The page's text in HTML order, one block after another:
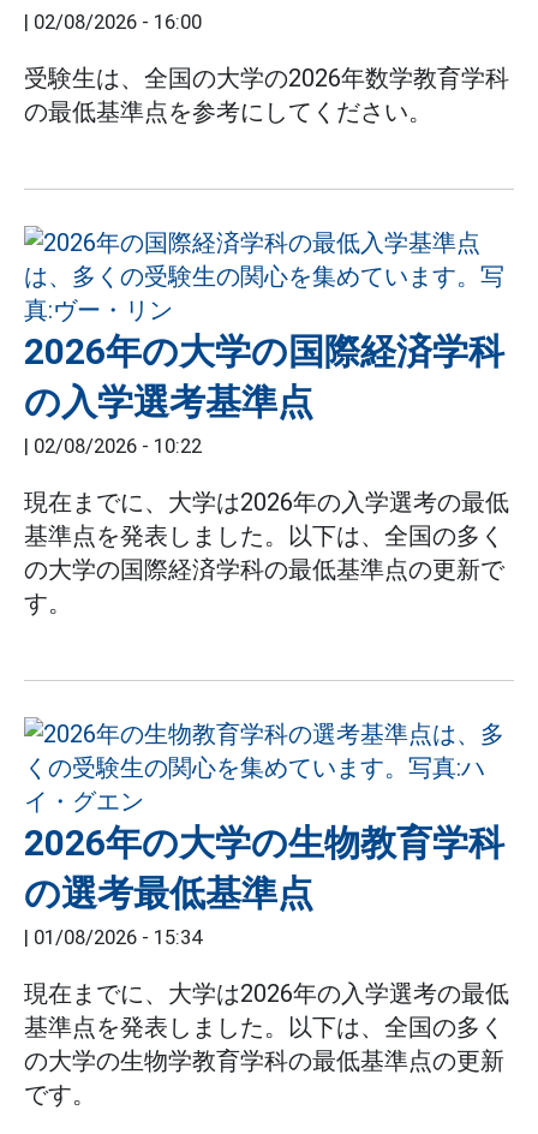
| 02/08/2026 - 16:00
受験生は、全国の大学の2026年数学教育学科
の最低基準点を参考にしてください。
2026年の大学の国際経済学科
の入学選考基準点
| 02/08/2026 - 10:22
現在までに、大学は2026年の入学選考の最低
基準点を発表しました。以下は、全国の多く
の大学の国際経済学科の最低基準点の更新で
す。
2026年の大学の生物教育学科
の選考最低基準点
| 01/08/2026 - 15:34
現在までに、大学は2026年の入学選考の最低
基準点を発表しました。以下は、全国の多く
の大学の生物学教育学科の最低基準点の更新
です。